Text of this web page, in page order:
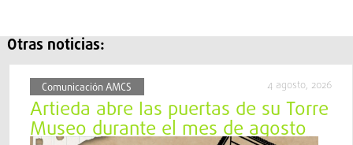
Otras noticias:
Comunicación AMCS 4 agosto, 2026
Artieda abre las puertas de su Torre
Museo durante el mes de agosto